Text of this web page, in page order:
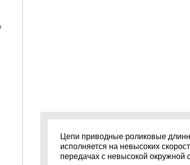
Цепи приводные роликовые
исполняется на невысоких
передачах с невысокой